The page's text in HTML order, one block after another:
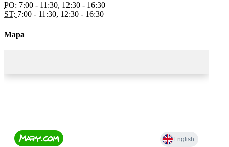
PO: 7:00 - 11:30, 12:30 - 16:30
ST: 7:00 - 11:30, 12:30 - 16:30
Mapa